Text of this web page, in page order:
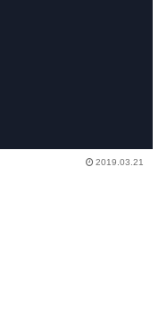
2019.03.21